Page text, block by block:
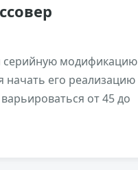
серийную модификацию
начать его реализацию
от 45 до